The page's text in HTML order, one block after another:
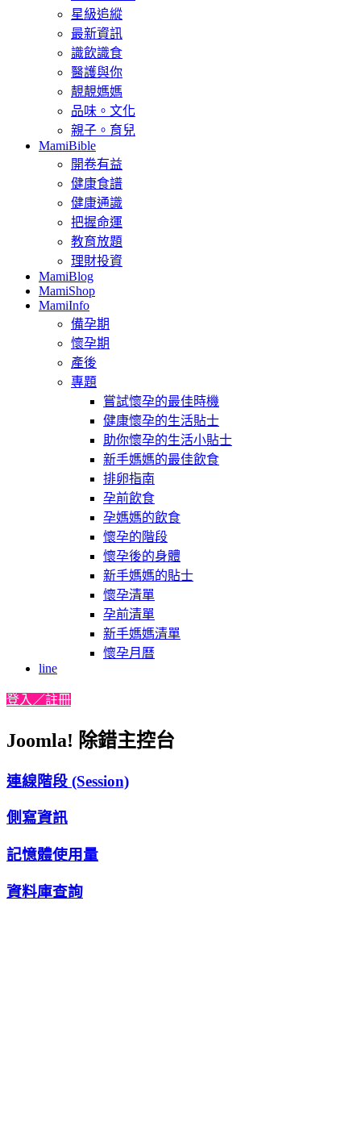
星級追縱
最新資訊
識飲識食
醫護與你
靚靚媽媽
品味。文化
親子。育兒
MamiBible
開卷有益
健康食譜
健康通識
把握命運
教育放題
理財投資
MamiBlog
MamiShop
MamiInfo
備孕期
懷孕期
產後
專題
嘗試懷孕的最佳時機
健康懷孕的生活貼士
助你懷孕的生活小貼士
新手媽媽的最佳飲食
排卵指南
孕前飲食
孕媽媽的飲食
懷孕的階段
懷孕後的身體
新手媽媽的貼士
懷孕清單
孕前清單
新手媽媽清單
懷孕月曆
line
登入／註冊
Joomla! 除錯主控台
連線階段 (Session)
側寫資訊
記憶體使用量
資料庫查詢